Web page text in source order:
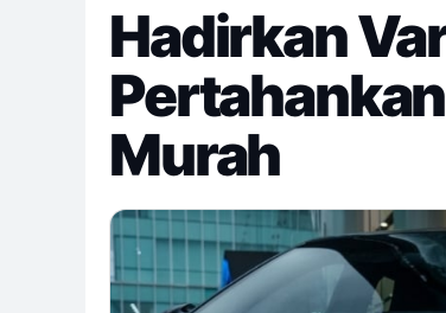
Hadirkan
Murah